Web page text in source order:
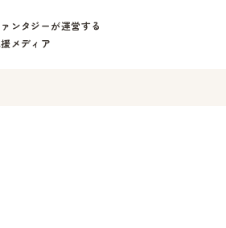
ンタジーが運営する
メディア